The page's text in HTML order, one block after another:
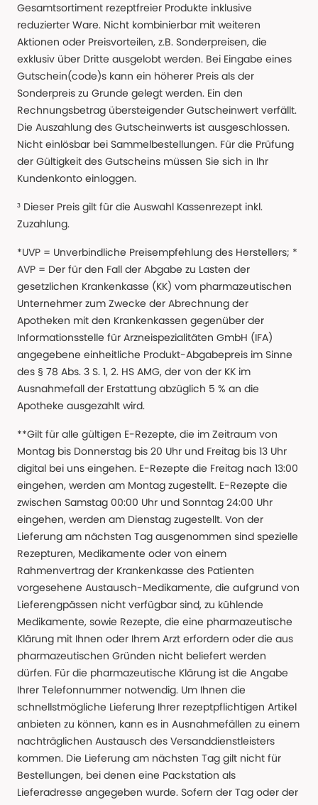
Gesamtsortiment rezeptfreier Produkte inklusive
reduzierter Ware. Nicht kombinierbar mit weiteren
Aktionen oder Preisvorteilen, z.B. Sonderpreisen, die
exklusiv über Dritte ausgelobt werden. Bei Eingabe eines
Gutschein(code)s kann ein höherer Preis als der
Sonderpreis zu Grunde gelegt werden. Ein den
Rechnungsbetrag übersteigender Gutscheinwert verfällt.
Die Auszahlung des Gutscheinwerts ist ausgeschlossen.
Nicht einlösbar bei Sammelbestellungen. Für die Prüfung
der Gültigkeit des Gutscheins müssen Sie sich in Ihr
Kundenkonto einloggen.
³ Dieser Preis gilt für die Auswahl Kassenrezept inkl.
Zuzahlung.
*UVP = Unverbindliche Preisempfehlung des Herstellers; *
AVP = Der für den Fall der Abgabe zu Lasten der
gesetzlichen Krankenkasse (KK) vom pharmazeutischen
Unternehmer zum Zwecke der Abrechnung der
Apotheken mit den Krankenkassen gegenüber der
Informationsstelle für Arzneispezialitäten GmbH (IFA)
angegebene einheitliche Produkt-Abgabepreis im Sinne
des § 78 Abs. 3 S. 1, 2. HS AMG, der von der KK im
Ausnahmefall der Erstattung abzüglich 5 % an die
Apotheke ausgezahlt wird.
**Gilt für alle gültigen E-Rezepte, die im Zeitraum von
Montag bis Donnerstag bis 20 Uhr und Freitag bis 13 Uhr
digital bei uns eingehen. E-Rezepte die Freitag nach 13:00
eingehen, werden am Montag zugestellt. E-Rezepte die
zwischen Samstag 00:00 Uhr und Sonntag 24:00 Uhr
eingehen, werden am Dienstag zugestellt. Von der
Lieferung am nächsten Tag ausgenommen sind spezielle
Rezepturen, Medikamente oder von einem
Rahmenvertrag der Krankenkasse des Patienten
vorgesehene Austausch-Medikamente, die aufgrund von
Lieferengpässen nicht verfügbar sind, zu kühlende
Medikamente, sowie Rezepte, die eine pharmazeutische
Klärung mit Ihnen oder Ihrem Arzt erfordern oder die aus
pharmazeutischen Gründen nicht beliefert werden
dürfen. Für die pharmazeutische Klärung ist die Angabe
Ihrer Telefonnummer notwendig. Um Ihnen die
schnellstmögliche Lieferung Ihrer rezeptpflichtigen Artikel
anbieten zu können, kann es in Ausnahmefällen zu einem
nachträglichen Austausch des Versanddienstleisters
kommen. Die Lieferung am nächsten Tag gilt nicht für
Bestellungen, bei denen eine Packstation als
Lieferadresse angegeben wurde. Sofern der Tag oder der